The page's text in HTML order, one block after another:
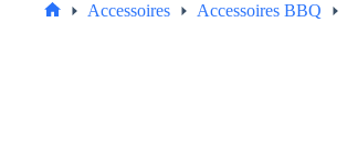
Accessoires Accessoires BBQ